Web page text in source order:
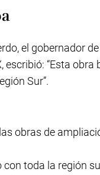
el gobernador
escribió: “Esta
Sur”.
obras de
toda la región